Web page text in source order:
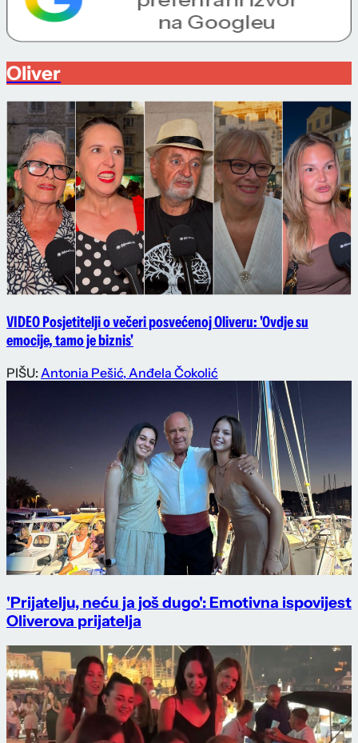
Oliver
VIDEO Posjetitelji o večeri posvećenoj Oliveru: 'Ovdje su
emocije, tamo je biznis'
PIŠU: Antonia Pešić,Anđela Čokolić
'Prijatelju, neću ja još dugo': Emotivna ispovijest
Oliverova prijatelja